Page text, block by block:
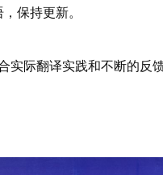
保持更新。
际翻译实践和不断的反